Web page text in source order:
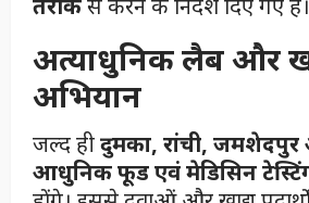
तरीकेसे करने के निर्देश दिए गए हैं।
अत्याधुनिक लैब और
अभियान
जल्द हीदुमका, रांची,
आधुनिक फूड एवं मेडिसिन